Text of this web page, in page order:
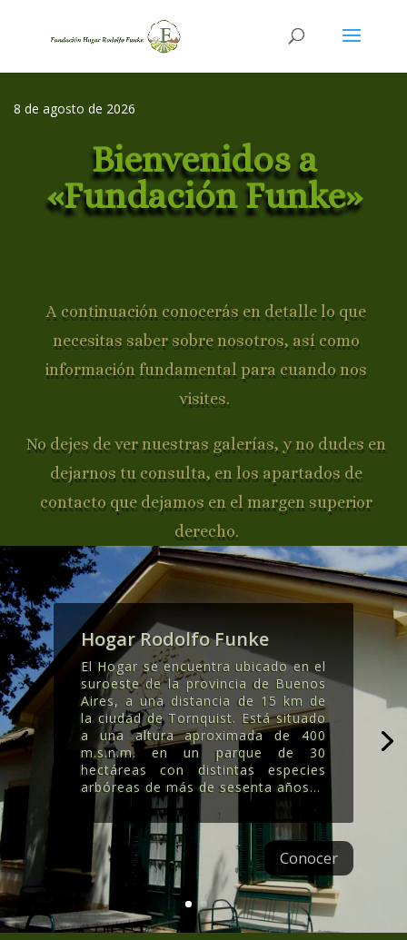
8 de agosto de 2026
Bienvenidos a
«Fundación Funke»
A continuación conocerás en detalle lo que
necesitas saber sobre nosotros, así como
información fundamental para cuando nos
visites.
No dejes de ver nuestras galerías, y no dudes en
dejarnos tu consulta, en los apartados de
contacto que dejamos en el margen superior
derecho.
Hogar Rodolfo Funke
El Hogar se encuentra ubicado en el
suroeste de la provincia de Buenos
Aires, a una distancia de 15 km de
la ciudad de Tornquist. Está situado
a una altura aproximada de 400
m.s.n.m. en un parque de 30
hectáreas con distintas especies
arbóreas de más de sesenta años...
Conocer